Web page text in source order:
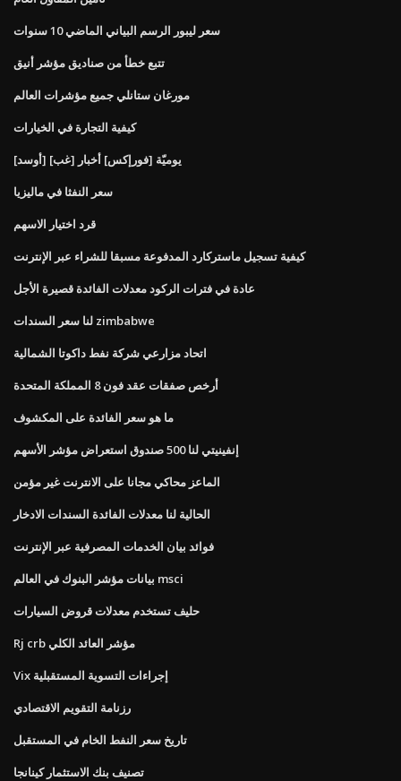
سعر ليبور الرسم البياني الماضي 10 سنوات
تتبع خطأ من صناديق مؤشر أنيق
مورغان ستانلي جميع مؤشرات العالم
كيفية التجارة في الخيارات
يوميّة [فورإكس] أخبار [غب] [أوسد]
سعر النفثا في ماليزيا
قرد اختيار الاسهم
كيفية تسجيل ماستركارد المدفوعة مسبقا للشراء عبر الإنترنت
عادة في فترات الركود معدلات الفائدة قصيرة الأجل
لنا سعر السندات zimbabwe
اتحاد مزارعي شركة نفط داكوتا الشمالية
أرخص صفقات عقد فون 8 المملكة المتحدة
ما هو سعر الفائدة على المكشوف
إنفينيتي لنا 500 صندوق استعراض مؤشر الأسهم
الماعز محاكي مجانا على الانترنت غير مؤمن
الحالية لنا معدلات الفائدة السندات الادخار
فوائد بيان الخدمات المصرفية عبر الإنترنت
بيانات مؤشر البنوك في العالم msci
حليف تستخدم معدلات قروض السيارات
Rj crb مؤشر العائد الكلي
Vix إجراءات التسوية المستقبلية
رزنامة التقويم الاقتصادي
تاريخ سعر النفط الخام في المستقبل
تصنيف بنك الاستثمار كينانجا